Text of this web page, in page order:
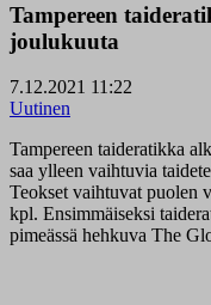
Tampereen
joulukuuta
7.12.2021 11:22
Uutinen
Tampereen taideratikka
saa ylleen vaihtuvia
Teokset vaihtuvat puolen
kpl. Ensimmäiseksi
pimeässä hehkuva The